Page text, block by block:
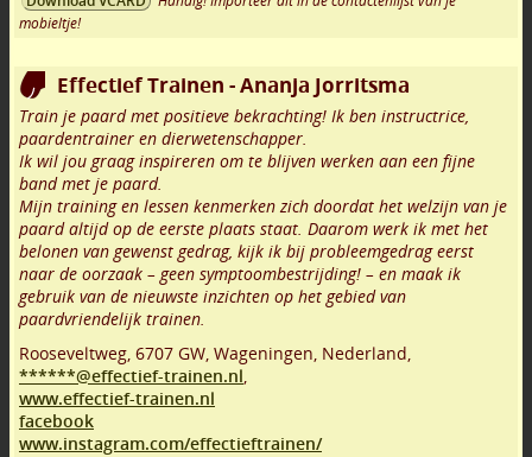
mobieltje!
Effectief Trainen - Ananja Jorritsma
Train je paard met positieve bekrachting! Ik ben instructrice,
paardentrainer en dierwetenschapper.
Ik wil jou graag inspireren om te blijven werken aan een fijne
band met je paard.
Mijn training en lessen kenmerken zich doordat het welzijn van je
paard altijd op de eerste plaats staat. Daarom werk ik met het
belonen van gewenst gedrag, kijk ik bij probleemgedrag eerst
naar de oorzaak – geen symptoombestrijding! – en maak ik
gebruik van de nieuwste inzichten op het gebied van
paardvriendelijk trainen.
Rooseveltweg, 6707 GW, Wageningen, Nederland,
******@effectief-trainen.nl,
www.effectief-trainen.nl
facebook
www.instagram.com/effectieftrainen/